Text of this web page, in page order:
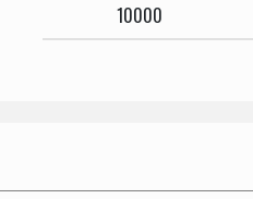
10000